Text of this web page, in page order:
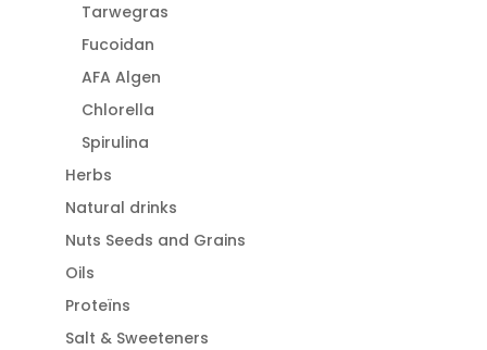
Tarwegras
Fucoidan
AFA Algen
Chlorella
Spirulina
Herbs
Natural drinks
Nuts Seeds and Grains
Oils
Proteïns
Salt & Sweeteners